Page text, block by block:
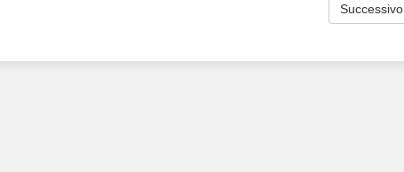
Successivo